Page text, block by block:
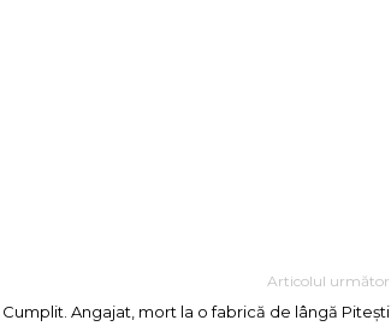
Articolul următor
Cumplit. Angajat, mort la o fabrică de lângă Pitești